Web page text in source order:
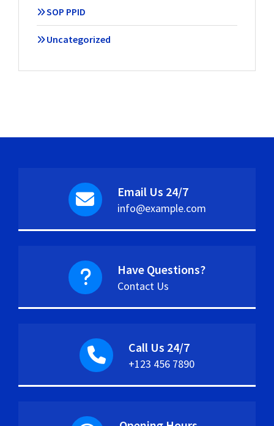
SOP PPID
Uncategorized
Email Us 24/7
info@example.com
Have Questions?
Contact Us
Call Us 24/7
+123 456 7890